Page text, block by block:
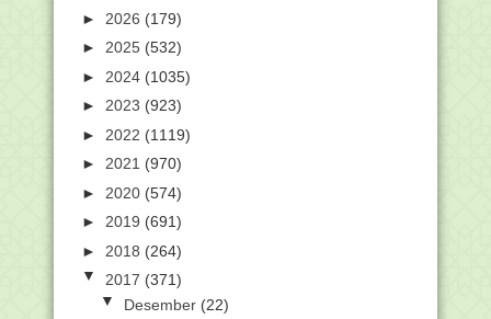
► 2026 (179)
► 2025 (532)
► 2024 (1035)
► 2023 (923)
► 2022 (1119)
► 2021 (970)
► 2020 (574)
► 2019 (691)
► 2018 (264)
▼ 2017 (371)
▼ Desember (22)